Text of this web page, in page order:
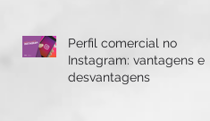
Perfil comercial no
Instagram: vantagens e
desvantagens